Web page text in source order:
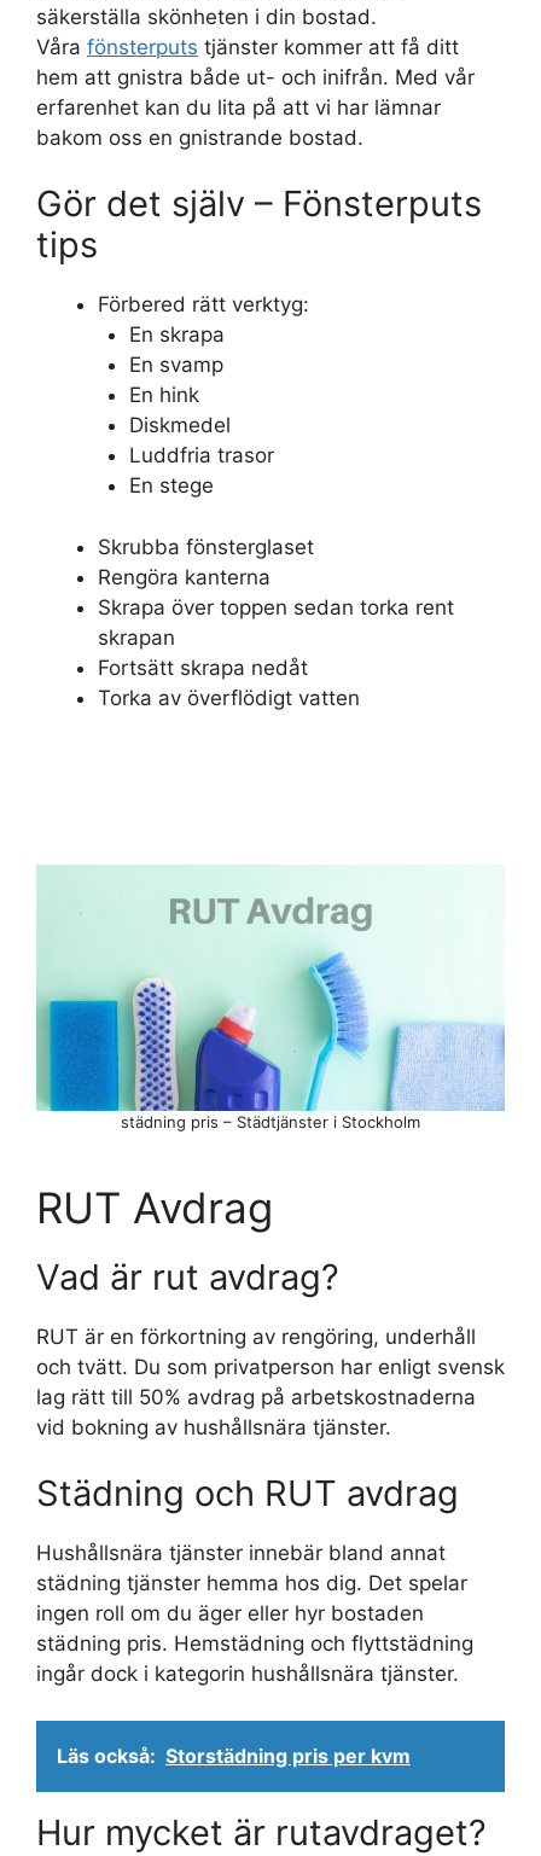
säkerställa skönheten i din bostad.
Våra fönsterputs tjänster kommer att få ditt
hem att gnistra både ut- och inifrån. Med vår
erfarenhet kan du lita på att vi har lämnar
bakom oss en gnistrande bostad.
Gör det själv – Fönsterputs
tips
Förbered rätt verktyg:
En skrapa
En svamp
En hink
Diskmedel
Luddfria trasor
En stege
Skrubba fönsterglaset
Rengöra kanterna
Skrapa över toppen sedan torka rent
skrapan
Fortsätt skrapa nedåt
Torka av överflödigt vatten
RUT Avdrag
Vad är rut avdrag?
RUT är en förkortning av rengöring, underhåll
och tvätt. Du som privatperson har enligt svensk
lag rätt till 50% avdrag på arbetskostnaderna
vid bokning av hushållsnära tjänster.
Städning och RUT avdrag
Hushållsnära tjänster innebär bland annat
städning tjänster hemma hos dig. Det spelar
ingen roll om du äger eller hyr bostaden
städning pris. Hemstädning och flyttstädning
ingår dock i kategorin hushållsnära tjänster.
Läs också: Storstädning pris per kvm
Hur mycket är rutavdraget?
städning pris – Städtjänster i Stockholm